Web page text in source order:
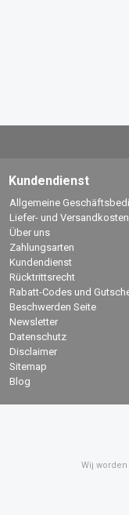
Kundendienst
Allgemeine
Liefer- und Versandkosten
Über uns
Zahlungsarten
Kundendienst
Rücktrittsrecht
Rabatt-Codes und
Beschwerden Seite
Newsletter
Datenschutz
Disclaimer
Sitemap
Blog
Wij